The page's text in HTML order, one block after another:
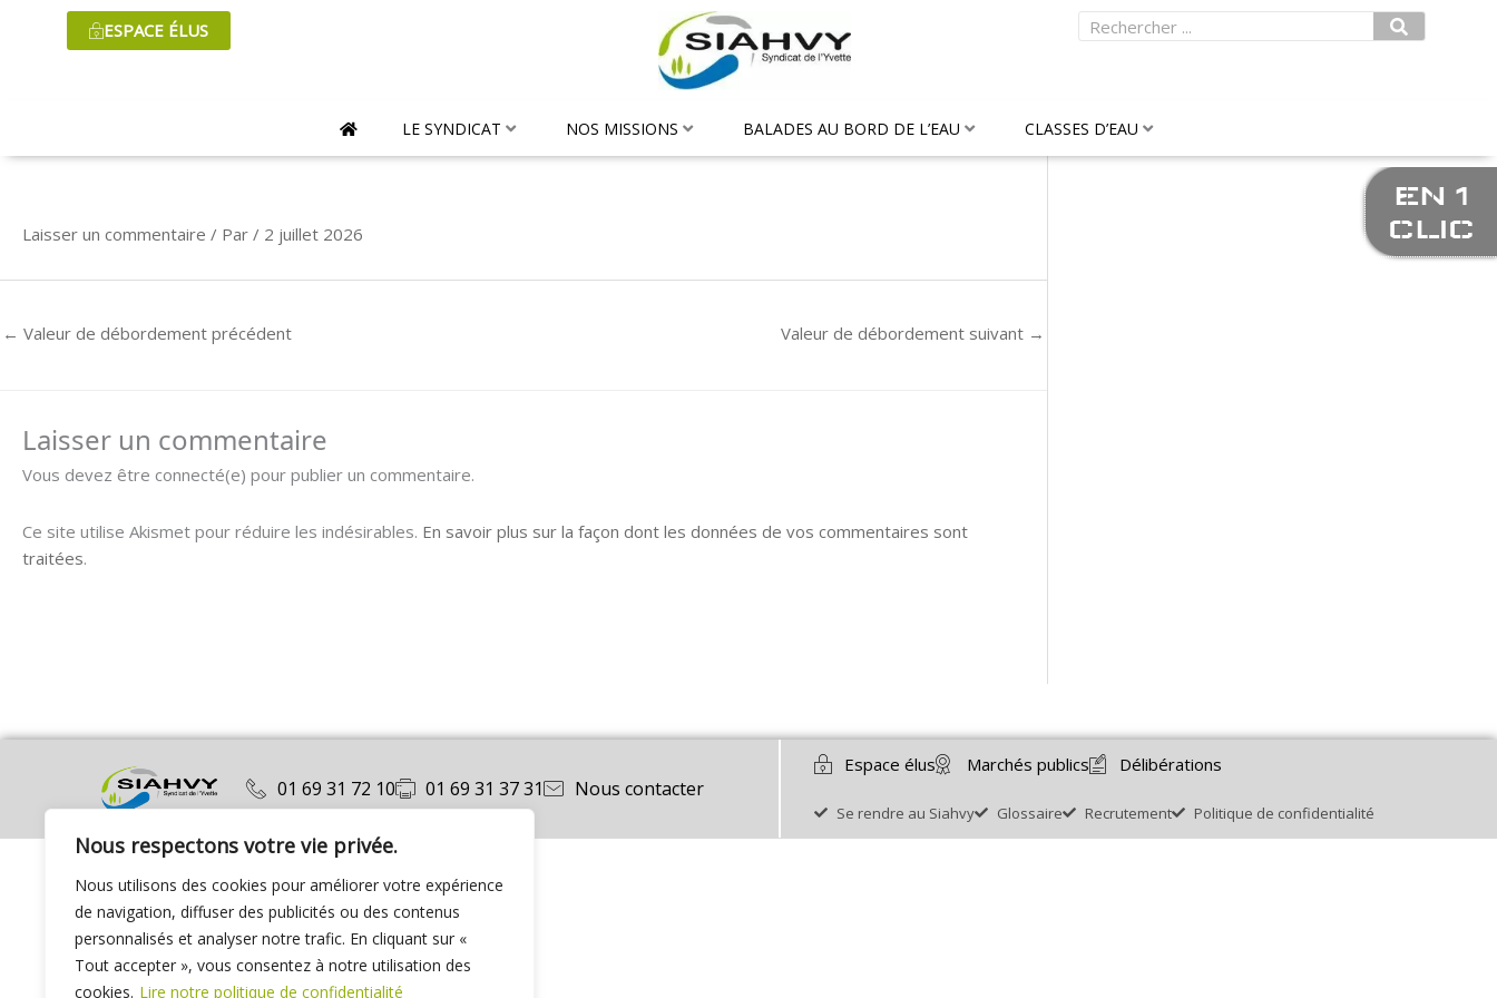
Nous respectons votre vie privée.
Nous utilisons des cookies pour améliorer votre expérience
de navigation, diffuser des publicités ou des contenus
personnalisés et analyser notre trafic. En cliquant sur «
Tout accepter », vous consentez à notre utilisation des
cookies. Lire notre politique de confidentialité
ESPACE ÉLUS Rechercher
LE SYNDICAT NOS MISSIONS BALADES AU BORD DE L’EAU CLASSES D’EAU
Laisser un commentaire / Par / 2 juillet 2026
← Valeur de débordement précédent Valeur de débordement suivant →
Laisser un commentaire
Vous devez être connecté(e) pour publier un commentaire.
Ce site utilise Akismet pour réduire les indésirables. En savoir plus sur la façon dont les données de vos commentaires sont
traitées.
01 69 31 72 10 01 69 31 37 31 Nous contacter
Espace élus Marchés publics Délibérations
Se rendre au Siahvy Glossaire Recrutement Politique de confidentialité
EN 1
CLIC